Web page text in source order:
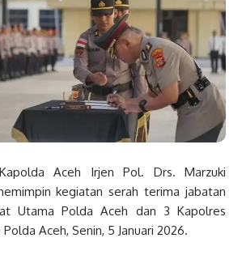
Aceh Irjen Pol. Drs. Marzuki
kegiatan serah terima jabatan
Utama Polda Aceh dan 3 Kapolres
Aceh, Senin, 5 Januari 2026.